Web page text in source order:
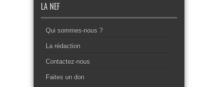
LA NEF
Qui sommes-nous ?
La rédaction
Contactez-nous
Faites un don